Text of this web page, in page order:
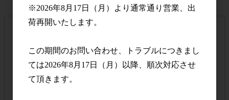
※2026年8月17日（月）より通常通り営業、出
荷再開いたします。
この期間のお問い合わせ、トラブルにつきまし
ては2026年8月17日（月）以降、順次対応させ
て頂きます。